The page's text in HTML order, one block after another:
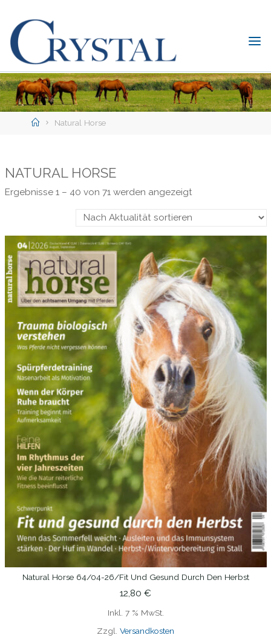
content
Crystal
Verlag
DER
ONLINE-
SHOP
HomeNatural Horse
NATURAL HORSE
Ergebnisse 1 – 40 von 71 werden angezeigtNach
sortiert
IN DEN WARENKORB
Natural Horse 64/04-26/Fit Und Gesund Durch Den Herbst
12,80 €
Inkl. 7 % MwSt.
Zzgl. Versandkosten